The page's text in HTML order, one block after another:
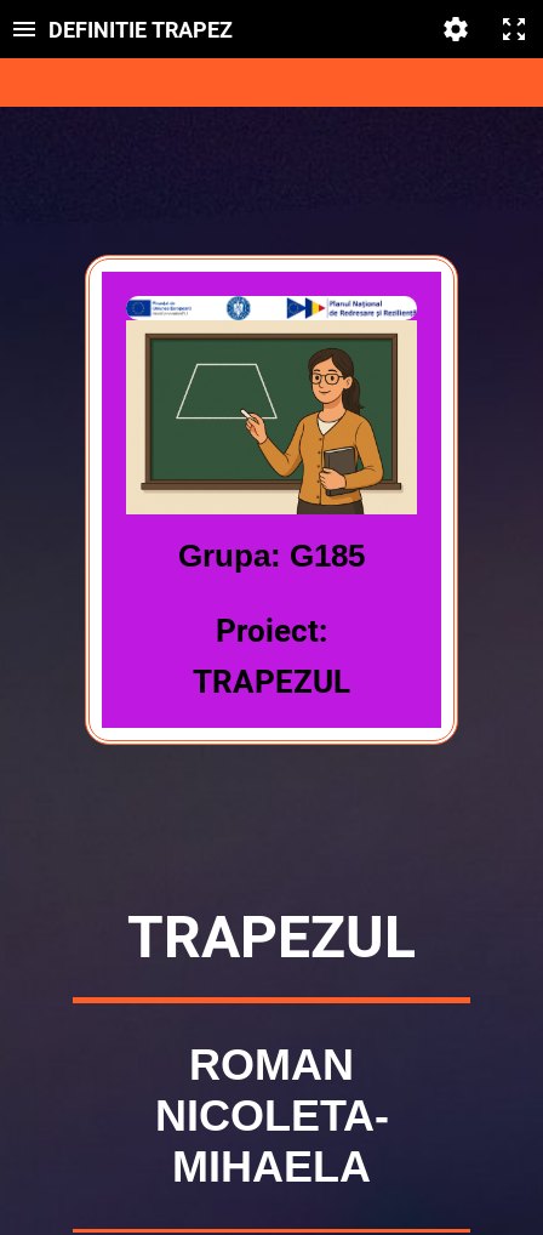
DEFINITIE TRAPEZ
Grupa: G185
Proiect:
TRAPEZUL
TRAPEZUL
ROMAN
NICOLETA-
MIHAELA